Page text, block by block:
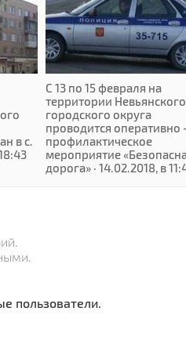
в с.
С 13 по 15 февраля на
территории Невьянского
городского округа
проводится оперативно
профилактическое
мероприятие
дорога» · 14.02.2018, в
пользователи.